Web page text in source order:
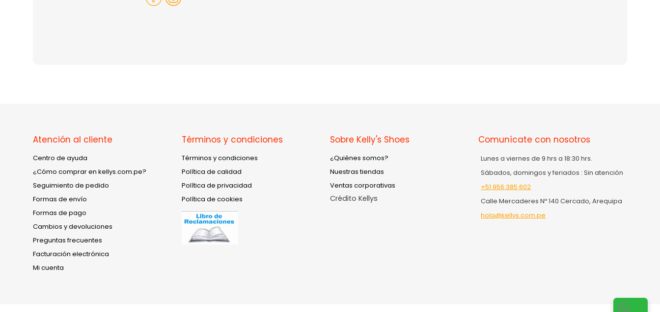
Atención al cliente
Centro de ayuda
¿Cómo comprar en kellys.com.pe?
Seguimiento de pedido
Formas de envío
Formas de pago
Cambios y devoluciones
Preguntas frecuentes
Facturación electrónica
Mi cuenta
Términos y condiciones
Términos y condiciones
Política de calidad
Política de privacidad
Política de cookies
Sobre Kelly's Shoes
¿Quiénes somos?
Nuestras tiendas
Ventas corporativas
Crédito Kellys
Comunícate con nosotros
Lunes a viernes de 9 hrs a 18:30 hrs.
Sábados, domingos y feriados : Sin atención
+51 956 385 602
Calle Mercaderes Nº 140 Cercado, Arequipa
hola@kellys.com.pe